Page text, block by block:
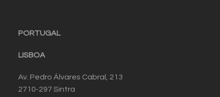
PORTUGAL
LISBOA
Av. Pedro Álvares Cabral, 213
2710-297 Sintra